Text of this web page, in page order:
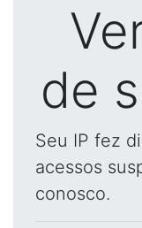
de
Seu IP fez
acessos
conosco.